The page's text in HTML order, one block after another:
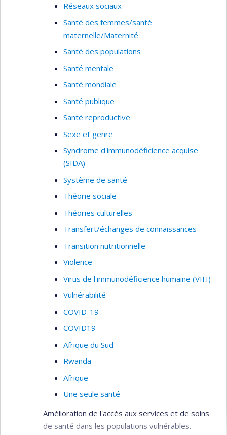
Réseaux sociaux
Santé des femmes/santé
maternelle/Maternité
Santé des populations
Santé mentale
Santé mondiale
Santé publique
Santé reproductive
Sexe et genre
Syndrome d'immunodéficience acquise
(SIDA)
Système de santé
Théorie sociale
Théories culturelles
Transfert/échanges de connaissances
Transition nutritionnelle
Violence
Virus de l'immunodéficience humaine (VIH)
Vulnérabilité
COVID-19
COVID19
Afrique du Sud
Rwanda
Afrique
Une seule santé
Amélioration de l'accès aux services et de soins
de santé dans les populations vulnérables.